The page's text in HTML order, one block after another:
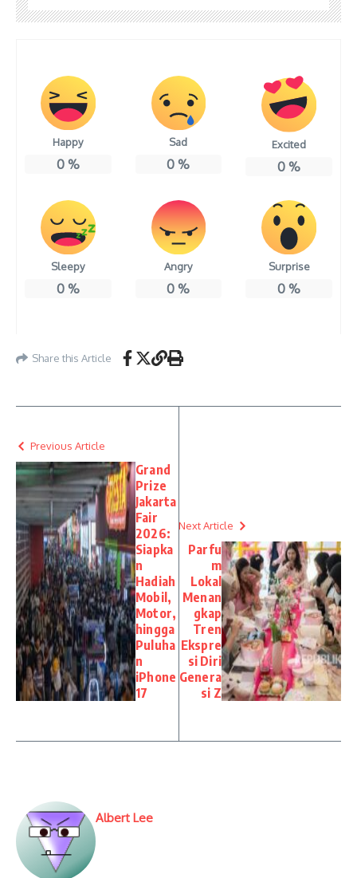
Happy
0%
Sad
0 %
Excited
0 %
Sleepy
0%
Angry
0 %
Surprise
0 %
Share this Article
Previous Article
Grand
Prize
Jakarta
Fair
2026:
Siapka
n
Hadiah
Mobil,
Motor,
hingga
Puluha
n
iPhone
17
Next Article
Parfu
m
Lokal
Menan
gkap
Tren
Ekspre
si Diri
Genera
si Z
Albert Lee